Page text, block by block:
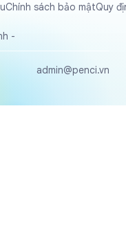
-
Chính sách bảo mậtQuy
admin@penci.vn